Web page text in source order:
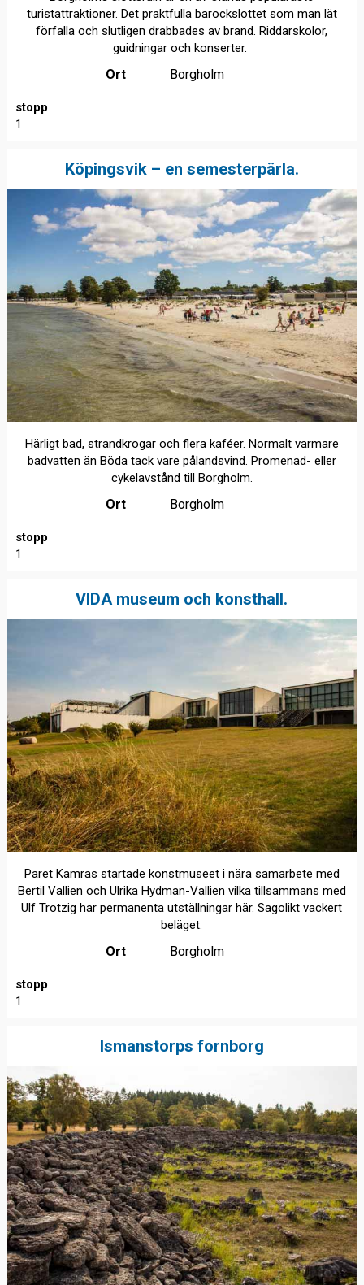
turistattraktioner. Det praktfulla barockslottet som man lät
förfalla och slutligen drabbades av brand. Riddarskolor,
guidningar och konserter.
Ort Borgholm
stopp
1
Köpingsvik – en semesterpärla.
Härligt bad, strandkrogar och flera kaféer. Normalt varmare
badvatten än Böda tack vare pålandsvind. Promenad- eller
cykelavstånd till Borgholm.
Ort Borgholm
stopp
1
VIDA museum och konsthall.
Paret Kamras startade konstmuseet i nära samarbete med
Bertil Vallien och Ulrika Hydman-Vallien vilka tillsammans med
Ulf Trotzig har permanenta utställningar här. Sagolikt vackert
beläget.
Ort Borgholm
stopp
1
Ismanstorps fornborg